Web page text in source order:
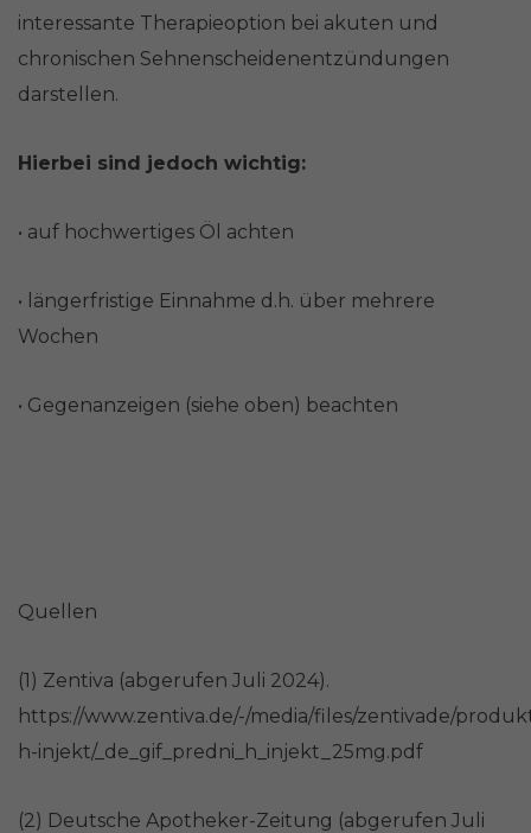
interessante Therapieoption bei akuten und
chronischen Sehnenscheidenentzündungen
darstellen.
Hierbei sind jedoch wichtig:
• auf hochwertiges Öl achten
• längerfristige Einnahme d.h. über mehrere
Wochen
• Gegenanzeigen (siehe oben) beachten
Quellen
(1) Zentiva (abgerufen Juli 2024).
https://www.zentiva.de/-/media/files/zentivade/
h-injekt/_de_gif_predni_h_injekt_25mg.pdf
(2) Deutsche Apotheker-Zeitung (abgerufen Juli